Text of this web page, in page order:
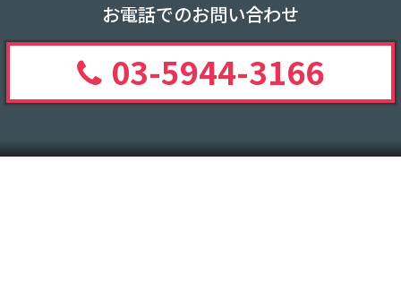
お電話でのお問い合わせ
03-5944-3166